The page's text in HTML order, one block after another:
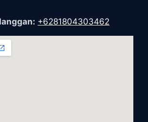
+6281804303462